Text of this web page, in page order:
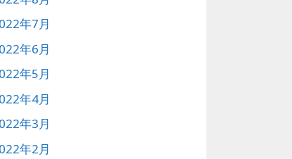
年7月
年6月
年5月
年4月
年3月
年2月